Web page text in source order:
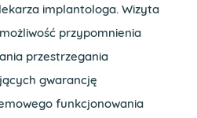
implantologa. Wizyta
przypomnienia
przestrzegania
gwarancję
funkcjonowania